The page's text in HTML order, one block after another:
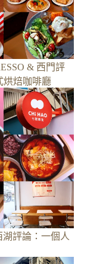
& 西門評
烘焙咖啡廳
評論：一個人